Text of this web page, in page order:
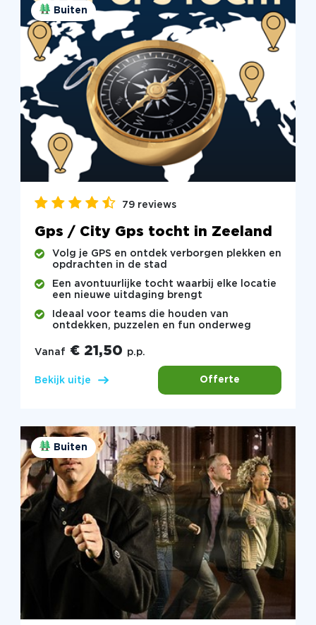
Buiten
79 reviews
Gps / City Gps tocht in Zeeland
Volg je GPS en ontdek verborgen plekken en
opdrachten in de stad
Een avontuurlijke tocht waarbij elke locatie
een nieuwe uitdaging brengt
Ideaal voor teams die houden van
ontdekken, puzzelen en fun onderweg
Vanaf € 21,50 p.p.
Bekijk uitje Offerte
Buiten